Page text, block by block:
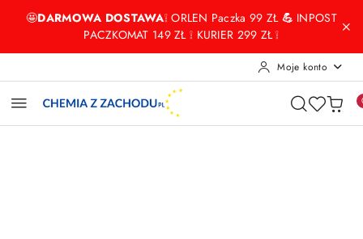
Przejdź do treści głównej
Przejdź do wyszukiwarki
Przejdź do moje konto
Przejdź do menu głównego
Przejdź do opisu produktu
Przejdź do stopki
🤩DARMOWA DOSTAWA❕ ORLEN Paczka 99 ZŁ💪 INPOST
PACZKOMAT 149 ZŁ ❕ KURIER 299 ZŁ ❕
Moje konto